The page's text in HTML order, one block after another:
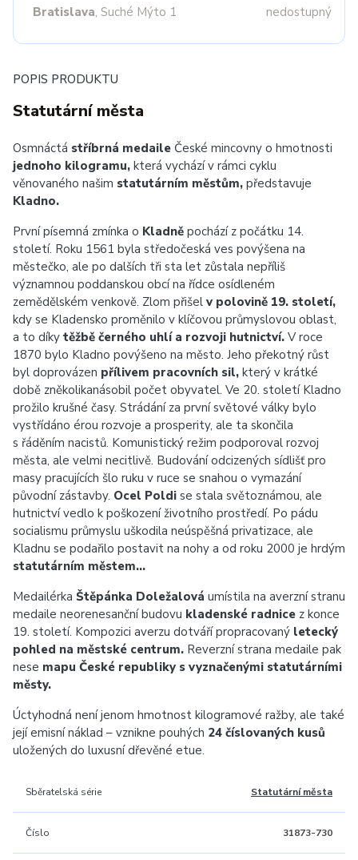
Bratislava, Suché Mýto 1 nedostupný
POPIS PRODUKTU
Statutární města
Osmnáctá stříbrná medaile České mincovny o hmotnosti
jednoho kilogramu, která vychází v rámci cyklu
věnovaného našim statutárním městům, představuje
Kladno.
První písemná zmínka o Kladně pochází z počátku 14.
století. Roku 1561 byla středočeská ves povýšena na
městečko, ale po dalších tři sta let zůstala nepříliš
významnou poddanskou obcí na řídce osídleném
zemědělském venkově. Zlom přišel v polovině 19. století,
kdy se Kladensko proměnilo v klíčovou průmyslovou oblast,
a to díky těžbě černého uhlí a rozvoji hutnictví. V roce
1870 bylo Kladno povýšeno na město. Jeho překotný růst
byl doprovázen přílivem pracovních sil, který v krátké
době zněkolikanásobil počet obyvatel. Ve 20. století Kladno
prožilo krušné časy. Strádání za první světové války bylo
vystřídáno érou rozvoje a prosperity, ale ta skončila
s řáděním nacistů. Komunistický režim podporoval rozvoj
města, ale velmi necitlivě. Budování odcizených sídlišť pro
masy pracujících šlo ruku v ruce se snahou o vymazání
původní zástavby. Ocel Poldi se stala světoznámou, ale
hutnictví vedlo k poškození životního prostředí. Po pádu
socialismu průmyslu uškodila neúspěšná privatizace, ale
Kladnu se podařilo postavit na nohy a od roku 2000 je hrdým
statutárním městem…
Medailérka Štěpánka Doležalová umístila na averzní stranu
medaile neorenesanční budovu kladenské radnice z konce
19. století. Kompozici averzu dotváří propracovaný letecký
pohled na městské centrum. Reverzní strana medaile pak
nese mapu České republiky s vyznačenými statutárními
městy.
Úctyhodná není jenom hmotnost kilogramové ražby, ale také
její emisní náklad – vznikne pouhých 24 číslovaných kusů
uložených do luxusní dřevěné etue.
Sběratelská série Statutární města
Číslo 31873-730